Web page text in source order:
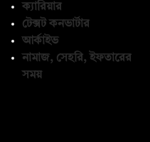
ক্যারিয়ার
টেক্সট কনভার্টার
আর্কাইভ
নামাজ, সেহরি, ইফতারের
সময়